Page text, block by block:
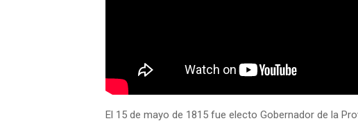
El 15 de mayo de 1815 fue electo Gobernador de la